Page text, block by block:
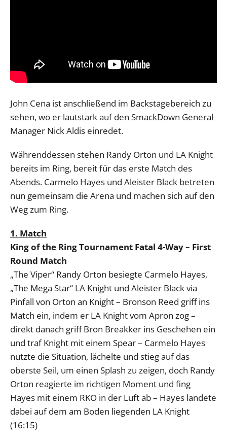
John Cena ist anschließend im Backstagebereich zu
sehen, wo er lautstark auf den SmackDown General
Manager Nick Aldis einredet.
Währenddessen stehen Randy Orton und LA Knight
bereits im Ring, bereit für das erste Match des
Abends. Carmelo Hayes und Aleister Black betreten
nun gemeinsam die Arena und machen sich auf den
Weg zum Ring.
1. Match
King of the Ring Tournament Fatal 4-Way – First
Round Match
„The Viper“ Randy Orton besiegte Carmelo Hayes,
„The Mega Star“ LA Knight und Aleister Black via
Pinfall von Orton an Knight – Bronson Reed griff ins
Match ein, indem er LA Knight vom Apron zog –
direkt danach griff Bron Breakker ins Geschehen ein
und traf Knight mit einem Spear – Carmelo Hayes
nutzte die Situation, lächelte und stieg auf das
oberste Seil, um einen Splash zu zeigen, doch Randy
Orton reagierte im richtigen Moment und fing
Hayes mit einem RKO in der Luft ab – Hayes landete
dabei auf dem am Boden liegenden LA Knight
(16:15)